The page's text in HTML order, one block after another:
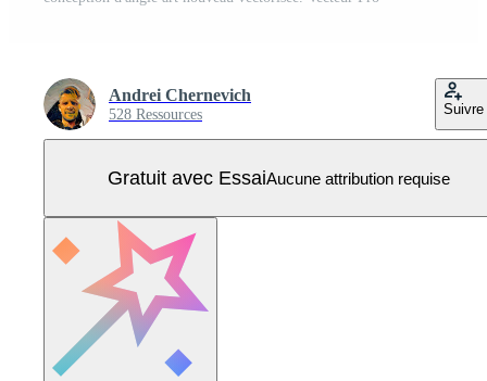
Andrei Chernevich
528 Ressources Suivre
Gratuit avec EssaiAucune attribution requise